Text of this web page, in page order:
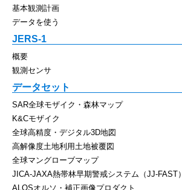
基本観測計画
データを使う
JERS-1
概要
観測センサ
データセット
SAR全球モザイク・森林マップ
K&Cモザイク
全球高精度・デジタル3D地図
高解像度土地利用土地被覆図
全球マングローブマップ
JICA-JAXA熱帯林早期警戒システム（JJ-FAST）
ALOSオルソ・補正画像プロダクト